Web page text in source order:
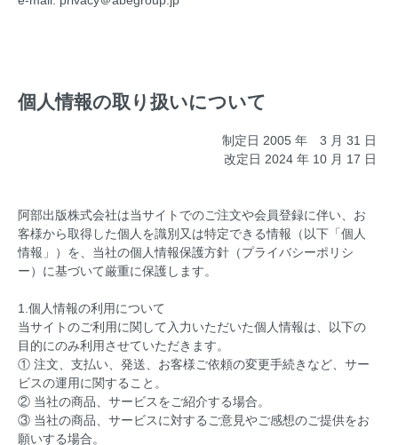
個人情報の取り扱いについて
制定日 2005 年 3 月 31 日
改定日 2024 年 10 月 17 日
阿部出版株式会社は当サイトでのご注文や会員登録に伴い、お
客様から取得した個人を識別又は特定できる情報（以下「個人
情報」）を、当社の個人情報保護方針（プライバシーポリシ
ー）に基づいて厳重に保護します。
1.個人情報の利用について
当サイトのご利用に関して入力いただいた個人情報は、以下の
目的にのみ利用させていただきます。
① 注文、支払い、発送、お客様ご依頼の変更手続きなど、サー
ビスの運用に関すること。
② 当社の商品、サービスをご紹介する場合。
③ 当社の商品、サービスに対するご意見やご感想のご提供をお
願いする場合。